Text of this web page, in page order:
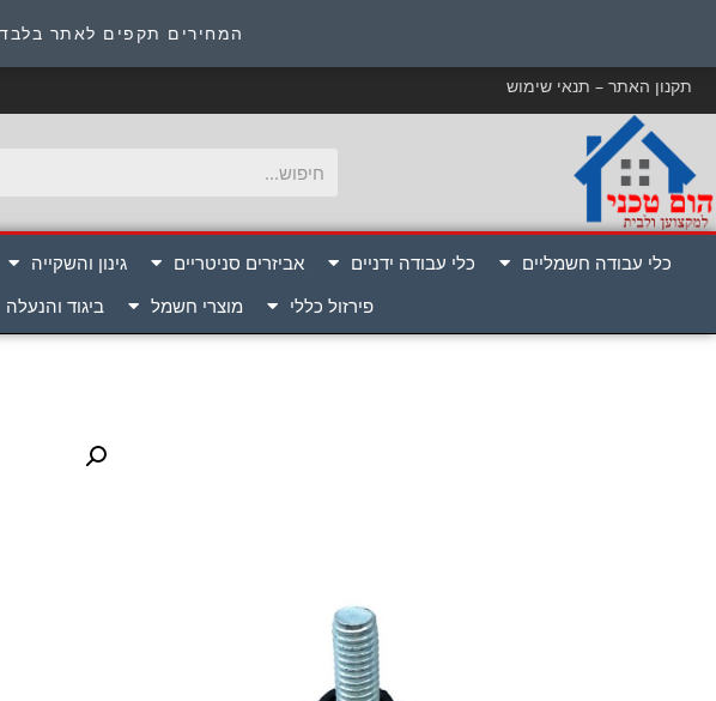
המחירים תקפים לאתר
כתובת : היוזמים 9 אור יהודה שירות לקוחות 054-8945722
תקנון האתר – תנאי שימוש
כלי עבודה חשמליים כלי עבודה ידניים אביזרים סניטריים גינון והשקייה
פירזול כללי
מוצרי חשמל ביגוד והנעלה